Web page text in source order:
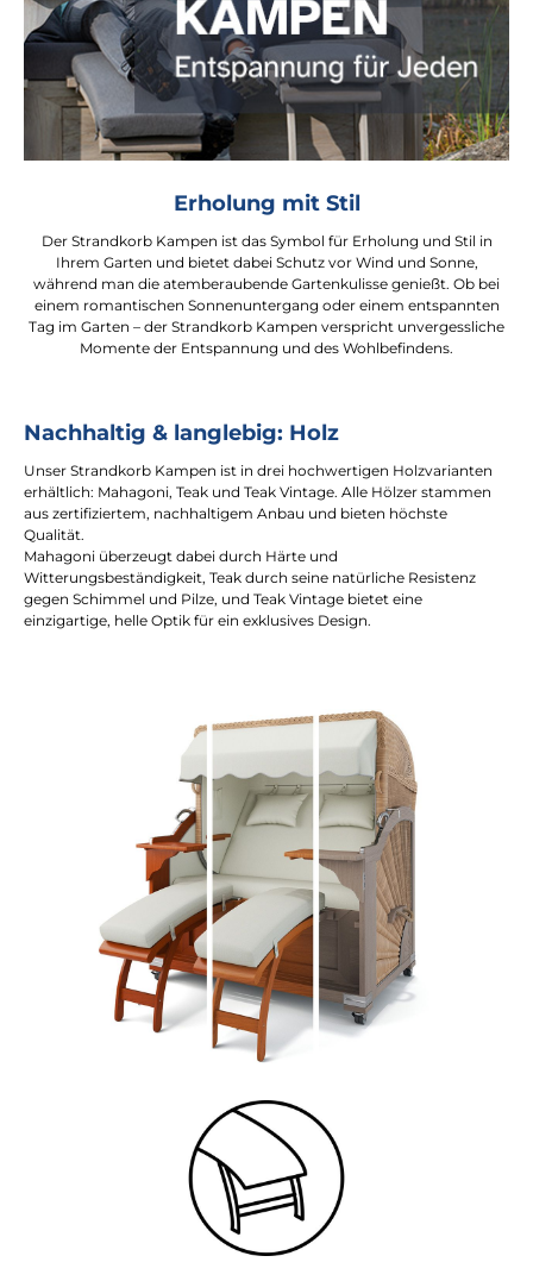
Erholung mit Stil
Der Strandkorb Kampen ist das Symbol für Erholung und Stil in
Ihrem Garten und bietet dabei Schutz vor Wind und Sonne,
während man die atemberaubende Gartenkulisse genießt. Ob bei
einem romantischen Sonnenuntergang oder einem entspannten
Tag im Garten – der Strandkorb Kampen verspricht unvergessliche
Momente der Entspannung und des Wohlbefindens.
Nachhaltig & langlebig: Holz
Unser Strandkorb Kampen ist in drei hochwertigen Holzvarianten
erhältlich: Mahagoni, Teak und Teak Vintage. Alle Hölzer stammen
aus zertifiziertem, nachhaltigem Anbau und bieten höchste
Qualität.
Mahagoni überzeugt dabei durch Härte und
Witterungsbeständigkeit, Teak durch seine natürliche Resistenz
gegen Schimmel und Pilze, und Teak Vintage bietet eine
einzigartige, helle Optik für ein exklusives Design.